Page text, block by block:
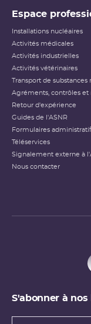
Espace
Installations nucléaires
Activités médicales
Activités industrielles
Activités vétérinaires
Transport de substances
Agréments, contrôles et
Retour d'expérience
Guides de l'ASNR
Formulaires
Téléservices
Signalement externe à
Nous contacter
S'abonner à
Types de